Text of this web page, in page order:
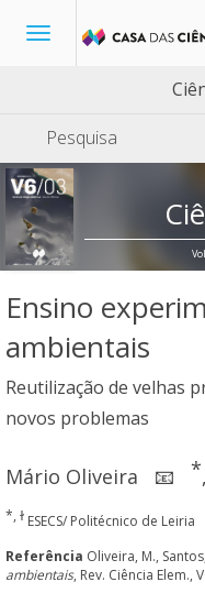
Toggle
Pesquisa
Ensino
ambientais
Reutilização de velhas
novos problemas
Mário Oliveira 📧 *,
*, ɫ ESECS/ Politécnico de Leiria
Referência Oliveira, M.,
ambientais, Rev. Ciência Elem.,